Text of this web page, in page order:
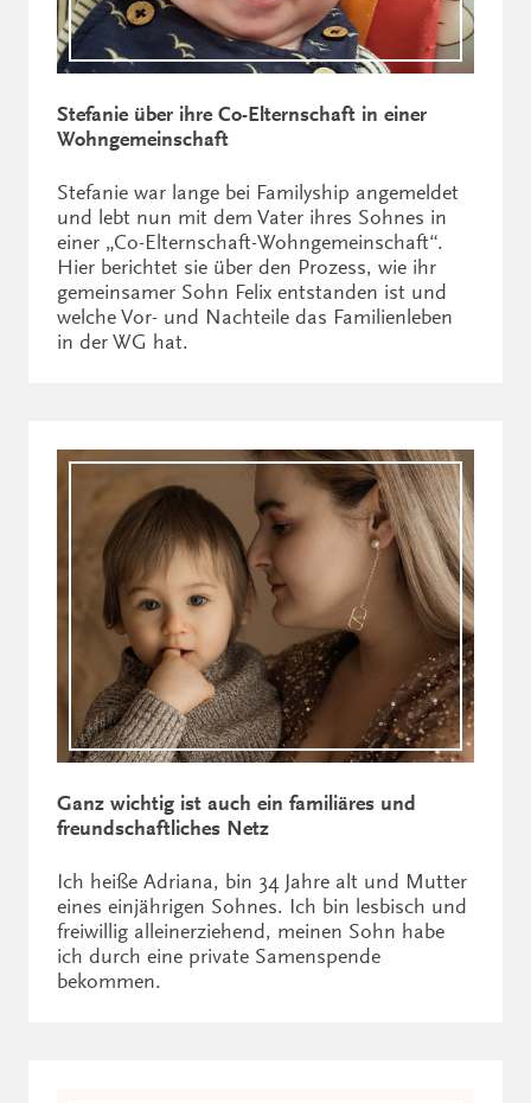
Stefanie über ihre Co-Elternschaft in einer
Wohngemeinschaft
Stefanie war lange bei Familyship angemeldet
und lebt nun mit dem Vater ihres Sohnes in
einer „Co-Elternschaft-Wohngemeinschaft“.
Hier berichtet sie über den Prozess, wie ihr
gemeinsamer Sohn Felix entstanden ist und
welche Vor- und Nachteile das Familienleben
in der WG hat.
Ganz wichtig ist auch ein familiäres und
freundschaftliches Netz
Ich heiße Adriana, bin 34 Jahre alt und Mutter
eines einjährigen Sohnes. Ich bin lesbisch und
freiwillig alleinerziehend, meinen Sohn habe
ich durch eine private Samenspende
bekommen.